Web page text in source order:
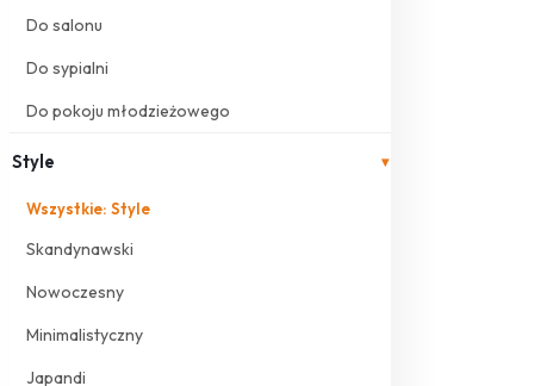
Do salonu
Do sypialni
Do pokoju młodzieżowego
Style ▾
Wszystkie: Style
Skandynawski
Nowoczesny
Minimalistyczny
Japandi